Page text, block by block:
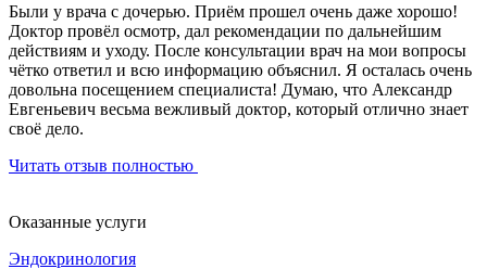
Были у врача с дочерью. Приём прошел очень даже хорошо!
Доктор провёл осмотр, дал рекомендации по дальнейшим
действиям и уходу. После консультации врач на мои вопросы
чётко ответил и всю информацию объяснил. Я осталась очень
довольна посещением специалиста! Думаю, что Александр
Евгеньевич весьма вежливый доктор, который отлично знает
своё дело.
Читать отзыв полностью
Оказанные услуги
Эндокринология